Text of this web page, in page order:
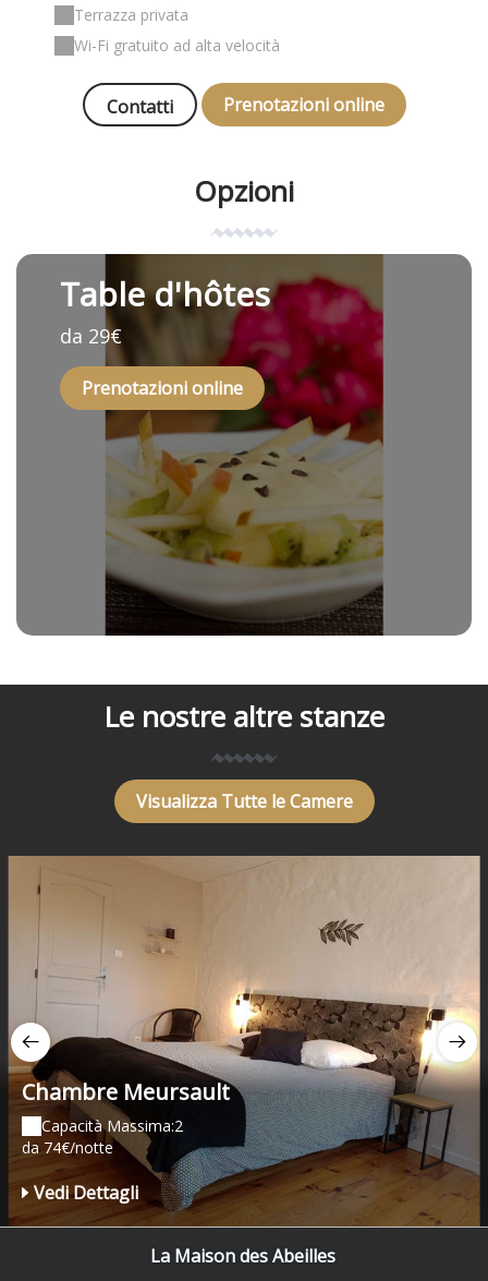
Terrazza privata
Wi-Fi gratuito ad alta velocità
Contatti Prenotazioni online
Opzioni
Table d'hôtes
da 29€
Prenotazioni online
Le nostre altre stanze
Visualizza Tutte le Camere
Chambre Meursault
Capacità Massima:2
da 74€/notte
Vedi Dettagli
La Maison des Abeilles